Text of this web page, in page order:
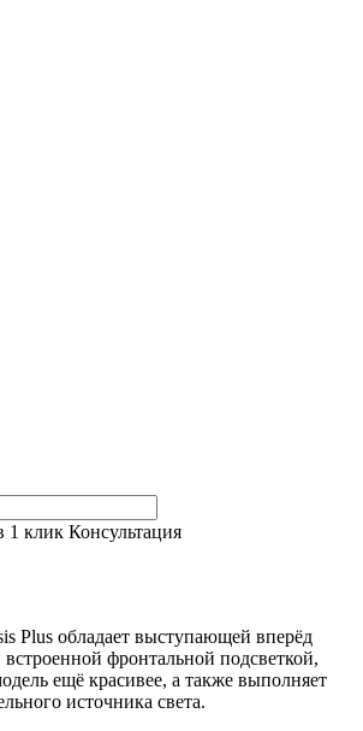
1 клик Консультация
Plus обладает выступающей вперёд
фронтальной подсветкой,
ещё красивее, а также выполняет
источника света.